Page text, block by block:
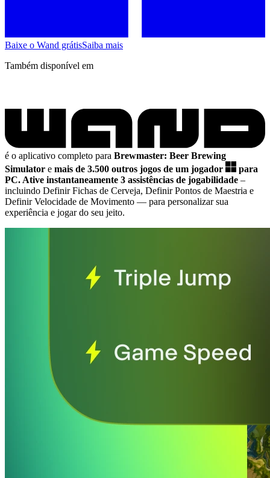
Baixe o Wand grátisSaiba mais
Também disponível em
é o aplicativo completo para Brewmaster: Beer Brewing
Simulator e mais de 3.500 outros jogos de um jogador
para
PC. Ative instantaneamente 3 assistências de jogabilidade –
incluindo Definir Fichas de Cerveja, Definir Pontos de Maestria e
Definir Velocidade de Movimento — para personalizar sua
experiência e jogar do seu jeito.